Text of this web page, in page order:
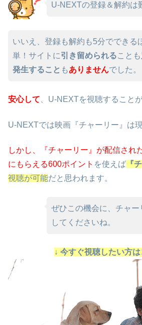
U-NEXTの登録＆解約は
いいえ、登録も解約も5分でできる
単！サイトに引き留められることも
発生すること もありませんでした。
安心して、U-NEXTを視聴すること
U-NEXTでは映画『チャーリー』は
しかし、『チャーリー』が配信され
にもらえる600ポイント を使えば 『
視聴が可能だと思われます。
ぜひこの機会に、チャ
してくださいね。
↓ 今すぐ視聴したい方は